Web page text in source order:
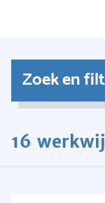
Zoek en
16